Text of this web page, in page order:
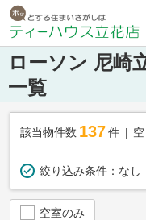
ローソン 尼崎
一覧
該当物件数 137件
絞り込み条件： なし
空室のみ